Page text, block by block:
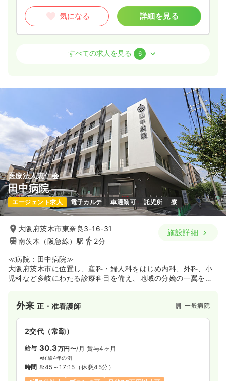
気になる 詳細を見る
正・准看護師
8:45～17:00
（休憩60分）
土日祝休み
年間休日125日 ブランク可
第二新卒可
月給24万円以上可
気になる 詳細を見る
日勤のみ（パート） 一時募集休止
給与 時給1,800円
時間 8:45～17:00 （休憩60分）
土日祝休み
ブランク可
気になる 詳細を見る
オペ室(手術室) 一般＋療養
日勤のみ（常勤）
給与 25.2万円〜/月 賞与56.0万円〜
※経験5年の例
時間 8:45～17:00 （休憩60分）
すべての求人を見る 6
医療法人恵仁会
田中病院
エージェント求人 電子カルテ 車通勤可 託児所 寮
大阪府茨木市東奈良3-16-31
南茨木（阪急線）駅
2分
施設詳細
≪病院：田中病院≫
大阪府茨木市に位置し、産科・婦人科をはじめ内科、外科、小
児科など多岐にわたる診療科目を備え、地域の分娩の一翼を担
の展開や、近畿大学腫瘍内科との連携による最新治療の提供に
注力しています。また、大阪医科薬科大学乳腺外科と連携した
乳腺外来や、分娩後の悩みに助産師が対応する助産師外来を立
ち上げるなど、専門外来の充実を図っているのが特徴です。高
度な医療機関との緊密な連携のもと、最新の腫瘍治療や母子へ
の専門的なケアに携わりたい方にオススメの環境です。
外来正・准看護師 一般病院
2交代（常勤）
給与 30.3万円〜/月 賞与4ヶ月
※経験4年の例
時間 8:45～17:15 （休憩45分）